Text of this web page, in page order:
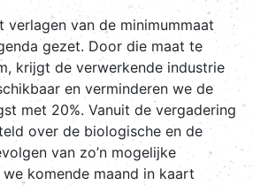
verlagen van de minimummaat
gezet. Door die maat te
krijgt de verwerkende industrie
en verminderen we de
met 20%. Vanuit de vergadering
over de biologische en de
van zo’n mogelijke
komende maand in kaart